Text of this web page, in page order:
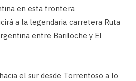
en esta frontera
a la legendaria carretera Ruta
entre Bariloche y El
el sur desde Torrentoso a lo